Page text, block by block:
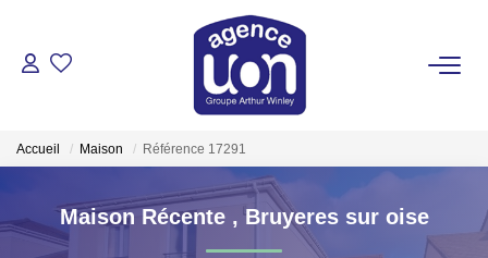
ACHETER
LOUER
Accueil Maison Référence 17291
Maison Récente ,Bruyeres sur oise